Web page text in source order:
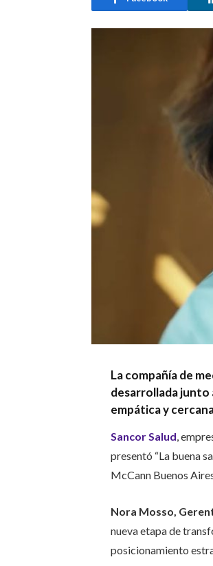
La compañía de
desarrollada junto
empática y
Sancor Salud,
presentó “La buena
McCann Buenos
Nora Mosso,
nueva etapa de
posicionamiento